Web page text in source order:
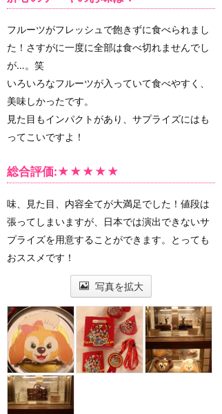
フルーツがフレッシュで飽きずに食べられまし
た！さすがに一度に全部は食べ切れませんでし
が…。笑
いろいろなフルーツが入っていて食べやすく、
美味しかったです。
見た目もインパクトがあり、サプライズにはも
ってこいですよ！
総合評価:★★★★★
味、見た目、内容全てが大満足でした！値段は
張ってしまいますが、日本では演出できないサ
プライズを用意することができます。とっても
おススメです！
写真を拡大